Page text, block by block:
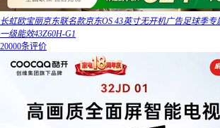
长虹欧宝丽京东联名款京东OS 43英寸无开机广告足球季专
一级能效43Z60H-G1
20000条评价